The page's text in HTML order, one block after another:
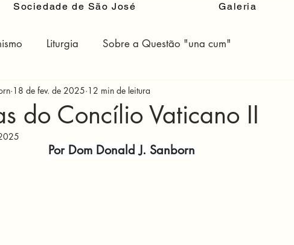
Sociedade de São José Galeria
Liturgia Sobre a Questão "una cum"
do Concílio Vaticano II
18 de fev. de 2025 12 min de leitura
Por Dom Donald J. Sanborn